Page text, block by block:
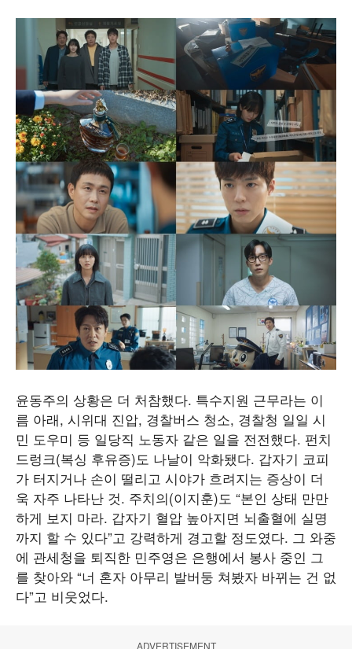
윤동주의 상황은 더 처참했다. 특수지원 근무라는 이
름 아래, 시위대 진압, 경찰버스 청소, 경찰청 일일 시
민 도우미 등 일당직 노동자 같은 일을 전전했다. 펀치
드렁크(복싱 후유증)도 나날이 악화됐다. 갑자기 코피
가 터지거나 손이 떨리고 시야가 흐려지는 증상이 더
욱 자주 나타난 것. 주치의(이지훈)도 “본인 상태 만만
하게 보지 마라. 갑자기 혈압 높아지면 뇌출혈에 실명
까지 할 수 있다”고 강력하게 경고할 정도였다. 그 와중
에 관세청을 퇴직한 민주영은 은행에서 봉사 중인 그
를 찾아와 “너 혼자 아무리 발버둥 쳐봤자 바뀌는 건 없
다”고 비웃었다.
ADVERTISEMENT